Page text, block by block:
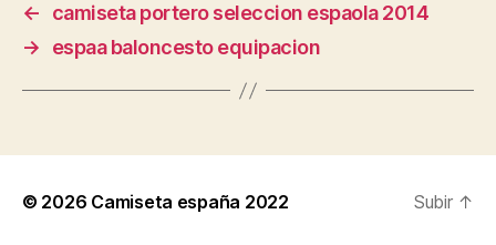
←
camiseta portero seleccion espaola 2014
→
espaa baloncesto equipacion
© 2026 Camiseta españa 2022 Subir ↑